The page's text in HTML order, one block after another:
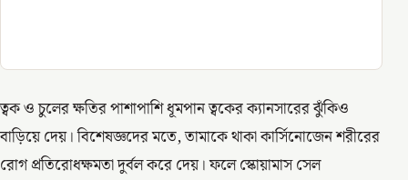
ত্বক ও চুলের ক্ষতির পাশাপাশি ধূমপান ত্বকের ক্যানসারের ঝুঁকিও
বাড়িয়ে দেয়। বিশেষজ্ঞদের মতে, তামাকে থাকা কার্সিনোজেন শরীরের
রোগ প্রতিরোধক্ষমতা দুর্বল করে দেয়। ফলে স্কোয়ামাস সেল